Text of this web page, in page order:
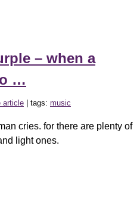
– when a
…
article | tags: music
cries. for there are plenty of
light ones.